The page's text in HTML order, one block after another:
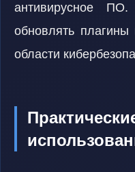
антивирусное
обновлять
области